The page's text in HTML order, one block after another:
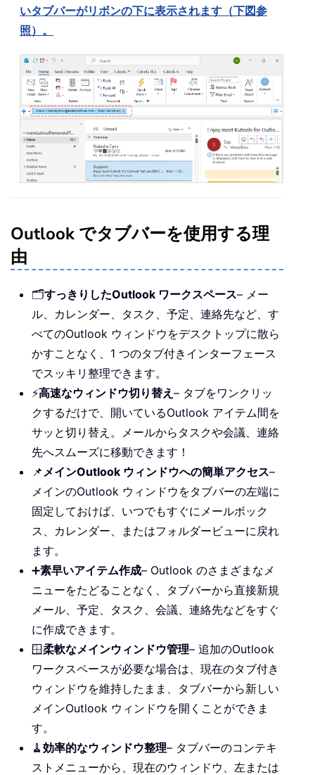
いタブバーがリボンの下に表示されます（下図参
照）。
Outlook でタブバーを使用する理
由
🗂️すっきりしたOutlook ワークスペース– メー
ル、カレンダー、タスク、予定、連絡先など、す
べてのOutlook ウィンドウをデスクトップに散ら
かすことなく、1 つのタブ付きインターフェース
でスッキリ整理できます。
⚡高速なウィンドウ切り替え – タブをワンクリッ
クするだけで、開いているOutlook アイテム間を
サッと切り替え。メールからタスクや会議、連絡
先へスムーズに移動できます！
📌 メインOutlook ウィンドウへの簡単アクセス–
メインのOutlook ウィンドウをタブバーの左端に
固定しておけば、いつでもすぐにメールボック
ス、カレンダー、またはフォルダービューに戻れ
ます。
➕素早いアイテム作成– Outlook のさまざまなメ
ニューをたどることなく、タブバーから直接新規
メール、予定、タスク、会議、連絡先などをすぐ
に作成できます。
🪟柔軟なメインウィンドウ管理– 追加のOutlook
ワークスペースが必要な場合は、現在のタブ付き
ウィンドウを維持したまま、タブバーから新しい
メインOutlook ウィンドウを開くことができま
す。
🧹 効率的なウィンドウ整理– タブバーのコンテキ
ストメニューから、現在のウィンドウ、左または